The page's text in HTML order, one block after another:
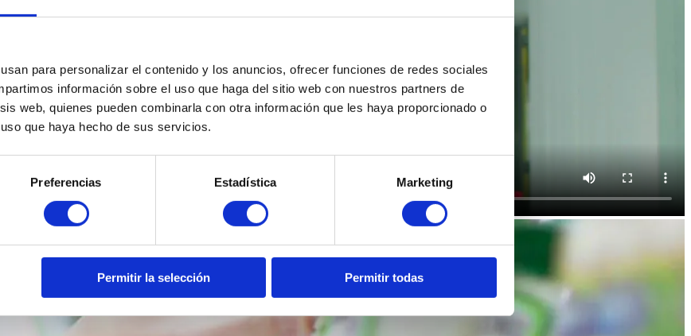
para personalizar el contenido y los anuncios, ofrecer funciones de redes sociales
información sobre el uso que haga del sitio web con nuestros partners de
web, quienes pueden combinarla con otra información que les haya proporcionado o
que haya hecho de sus servicios.
Preferencias Estadística Marketing
Permitir la selección Permitir todas